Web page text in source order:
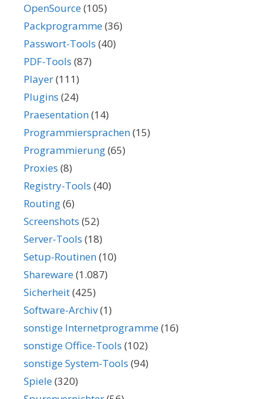
OpenSource(105)
Packprogramme(36)
Passwort-Tools (40)
PDF-Tools (87)
Player(111)
Plugins (24)
Praesentation(14)
Programmiersprachen(15)
Programmierung(65)
Proxies (8)
Registry-Tools (40)
Routing(6)
Screenshots (52)
Server-Tools (18)
Setup-Routinen(10)
Shareware(1.087)
Sicherheit(425)
Software-Archiv(1)
sonstige Internetprogramme(16)
sonstige Office-Tools (102)
sonstige System-Tools (94)
Spiele(320)